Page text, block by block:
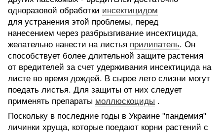
одноразовой обработки инсектицидом
для устранения этой проблемы, перед
нанесением через разбрызгивание инсектицида,
желательно нанести на листья прилипатель. Он
способствует более длительной защите растения
от вредителей за счет удерживания инсектицида на
листе во время дождей. В сырое лето слизни могут
поедать листья. Для защиты от них следует
применять препараты моллюскоциды .
Поскольку в последние годы в Украине "пандемия"
личинки хруща, которые поедают корни растений с